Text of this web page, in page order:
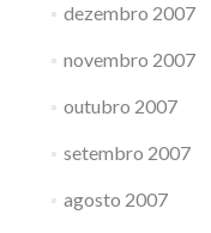
dezembro 2007
novembro 2007
outubro 2007
setembro 2007
agosto 2007